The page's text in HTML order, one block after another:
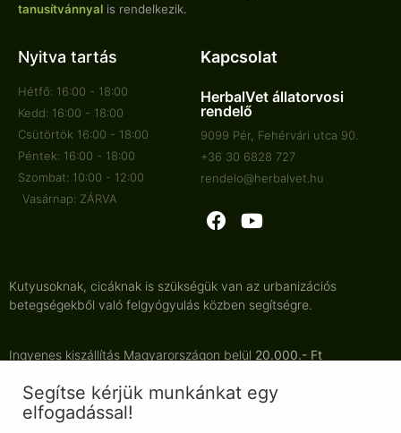
tanusítvánnyal is rendelkezik.
Nyitva tartás
Hétfő: 16:00 - 18:00
Kedd: 16:00 - 18:00
Csütörtök 16:00 - 18:00
Péntek: 16:00 - 18:00
Szombat: 10:00 - 12:00
Vasárnap: ZÁRVA
Kapcsolat
HerbalVet állatorvosi
rendelő
9099 Pér, Fehérvári utca 90.
+36 30 6828 727
rendelo@herbalvet.hu
Kutyusoknak, cicáknak is szükségük van az urbanizációs
betegségekből való felgyógyulás közben segítségre.
Ingyenes kiszállítás Magyarországon belül 20.000.- Ft
Minden termékünk tartósítószermentes, adalékanyagmentes,
Segítse kérjük munkánkat egy
elfogadással!